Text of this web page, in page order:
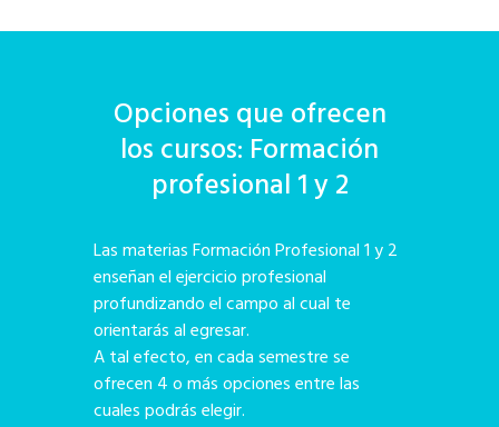
Opciones que ofrecen
los cursos: Formación
profesional 1 y 2
Las materias Formación Profesional 1 y 2
enseñan el ejercicio profesional
profundizando el campo al cual te
orientarás al egresar.
A tal efecto, en cada semestre se
ofrecen 4 o más opciones entre las
cuales podrás elegir.